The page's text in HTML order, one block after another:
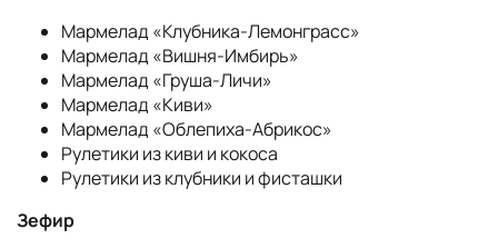
Мармелад «Клубника-Лемонграсс»
Мармелад «Вишня-Имбирь»
Мармелад «Груша-Личи»
Мармелад «Киви»
Мармелад «Облепиха-Абрикос»
Рулетики из киви и кокоса
Рулетики из клубники и фисташки
Зефир